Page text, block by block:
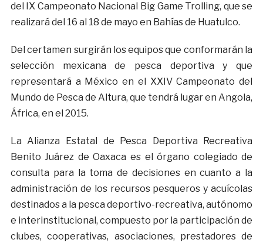
del IX Campeonato Nacional Big Game Trolling, que se
realizará del 16 al 18 de mayo en Bahías de Huatulco.
Del certamen surgirán los equipos que conformarán la
selección mexicana de pesca deportiva y que
representará a México en el XXIV Campeonato del
Mundo de Pesca de Altura, que tendrá lugar en Angola,
África, en el 2015.
La Alianza Estatal de Pesca Deportiva Recreativa
Benito Juárez de Oaxaca es el órgano colegiado de
consulta para la toma de decisiones en cuanto a la
administración de los recursos pesqueros y acuícolas
destinados a la pesca deportivo-recreativa, autónomo
e interinstitucional, compuesto por la participación de
clubes, cooperativas, asociaciones, prestadores de